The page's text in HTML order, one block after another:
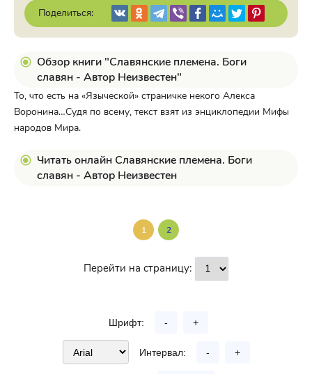
Поделиться:
Обзор книги "Славянские племена. Боги
славян - Автор Неизвестен"
То, что есть на «Языческой» страничке некого Алекса
Воронина…Судя по всему, текст взят из энциклопедии Мифы
народов Мира.
Читать онлайн Славянские племена. Боги
славян - Автор Неизвестен
1 2
Перейти на страницу:
Шрифт: - +
Интервал: - +